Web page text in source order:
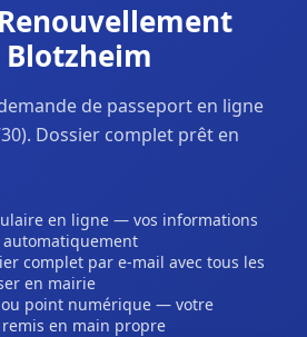
Blotzheim
de passeport en ligne
Dossier complet prêt en
en ligne — vos informations
complet par e-mail avec tous les
en mairie
ou point numérique — votre
en main propre